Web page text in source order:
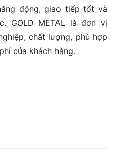
động, giao tiếp tốt và
GOLD METAL là đơn vị
chất lượng, phù hợp
của khách hàng.